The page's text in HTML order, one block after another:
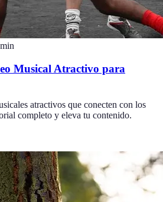
min
Musical Atractivo para
atractivos que conecten con los
completo y eleva tu contenido.